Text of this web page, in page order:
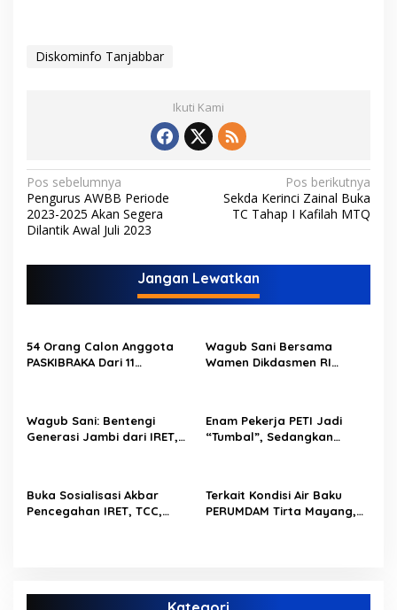
Diskominfo Tanjabbar
Ikuti Kami
N
a
v
i
a
s
i
o
s
Pos sebelumnya
Pengurus AWBB Periode
2023-2025 Akan Segera
Dilantik Awal Juli 2023
Pos berikutnya
Sekda Kerinci Zainal Buka
TC Tahap I Kafilah MTQ
Jangan Lewatkan
54 Orang Calon Anggota
PASKIBRAKA Dari 11
Wagub Sani Bersama
Wamen Dikdasmen RI
Pendidikan di Jambi
Wagub Sani: Bentengi
Generasi Jambi dari IRET,
Enam Pekerja PETI Jadi
“Tumbal”, Sedangkan
Buka Sosialisasi Akbar
Pencegahan IRET, TCC,
Terkait Kondisi Air Baku
PERUMDAM Tirta Mayang,